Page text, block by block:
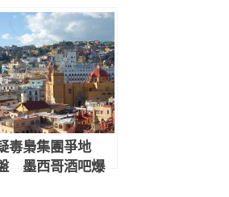
毒梟集團爭地
墨西哥酒吧爆